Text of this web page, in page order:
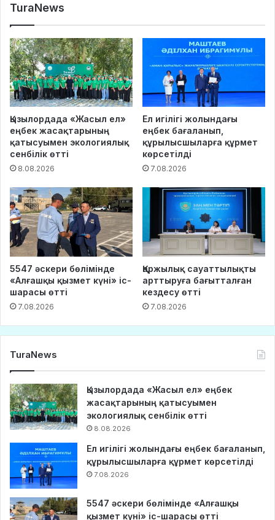
TuraNews
Қызылордада «Жасыл ел»
еңбек жасақтарының
қатысуымен экологиялық
сенбілік өтті
8.08.2026
Ел игілігі жолындағы
еңбек бағаланып,
құрылысшыларға құрмет
көрсетілді
7.08.2026
5547 әскери бөлімінде
«Алғашқы қызмет күні» іс-
шарасы өтті
7.08.2026
Қаржылық сауаттылықты
арттыруға бағытталған
кездесу өтті
7.08.2026
TuraNews
Қызылордада «Жасыл ел» еңбек
жасақтарының қатысуымен
экологиялық сенбілік өтті
8.08.2026
Ел игілігі жолындағы еңбек бағаланып,
құрылысшыларға құрмет көрсетілді
7.08.2026
5547 әскери бөлімінде «Алғашқы
қызмет күні» іс-шарасы өтті